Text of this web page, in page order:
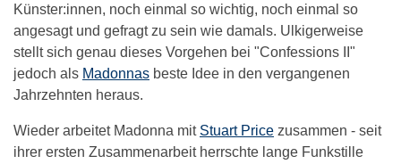
Künster:innen, noch einmal so wichtig, noch einmal so
angesagt und gefragt zu sein wie damals. Ulkigerweise
stellt sich genau dieses Vorgehen bei "Confessions II"
jedoch als Madonnas beste Idee in den vergangenen
Jahrzehnten heraus.
Wieder arbeitet Madonna mit Stuart Price zusammen - seit
ihrer ersten Zusammenarbeit herrschte lange Funkstille